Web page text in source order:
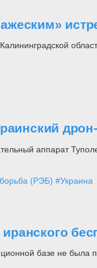
аппарат
(РЭБ) #Украина
базе не была